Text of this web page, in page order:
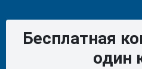
Бесплатная
один